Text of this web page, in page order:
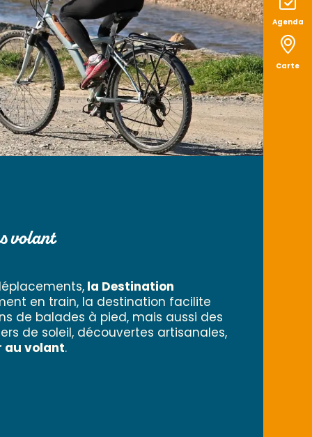
Agenda
Carte
volant
la Destination
en train, la destination facilite
de balades à pied, mais aussi des
de soleil, découvertes artisanales,
au volant.